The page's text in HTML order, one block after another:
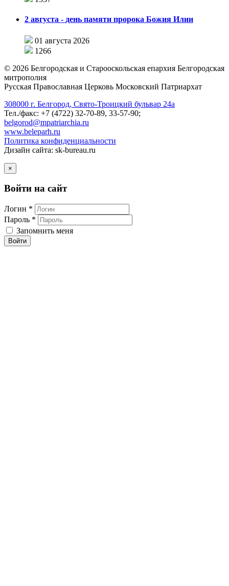
2 августа - день памяти пророка Божия Илии
01 августа 2026
1266
© 2026 Белгородская и Старооскольская епархия Белгородская
митрополия
Русская Православная Церковь Московский Патриархат
308000 г. Белгород, Свято-Троицкий бульвар 24а
Тел./факс: +7 (4722) 32-70-89, 33-57-90;
belgorod@mpatriarchia.ru
www.beleparh.ru
Политика конфиденциальности
Дизайн сайта: sk-bureau.ru
×
Войти на сайт
Логин *
Пароль *
Запомнить меня
Войти